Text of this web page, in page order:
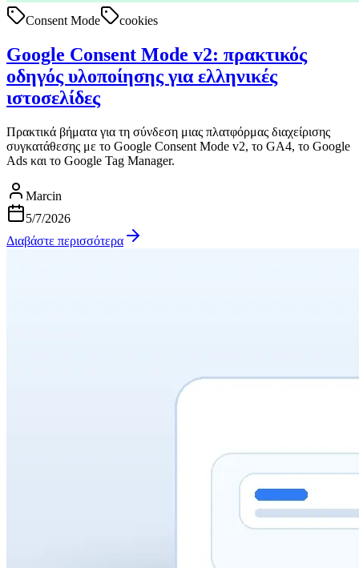
Consent Mode cookies
Google Consent Mode v2: πρακτικός
οδηγός υλοποίησης για ελληνικές
ιστοσελίδες
Πρακτικά βήματα για τη σύνδεση μιας πλατφόρμας διαχείρισης
συγκατάθεσης με το Google Consent Mode v2, το GA4, το Google
Ads και το Google Tag Manager.
Marcin
5/7/2026
Διαβάστε περισσότερα